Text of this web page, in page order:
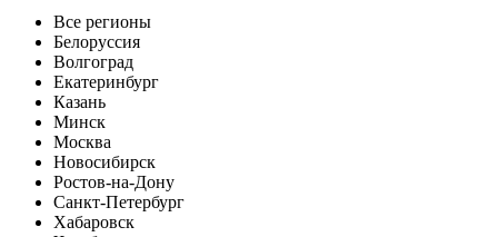
Все регионы
Белоруссия
Волгоград
Екатеринбург
Казань
Минск
Москва
Новосибирск
Ростов-на-Дону
Санкт-Петербург
Хабаровск